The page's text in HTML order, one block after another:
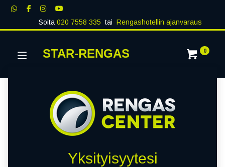
Soita020 7558 335 tai Rengashotellin ajanvaraus
STAR-RENGAS 0
Yksityisyytesi